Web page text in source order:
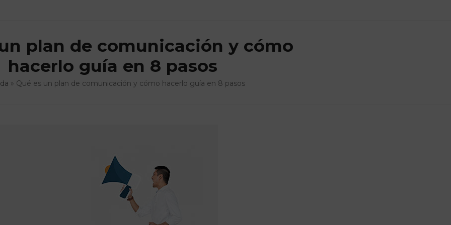
plan de comunicación y cómo
hacerlo guía en 8 pasos
» Qué es un plan de comunicación y cómo hacerlo guía en 8 pasos